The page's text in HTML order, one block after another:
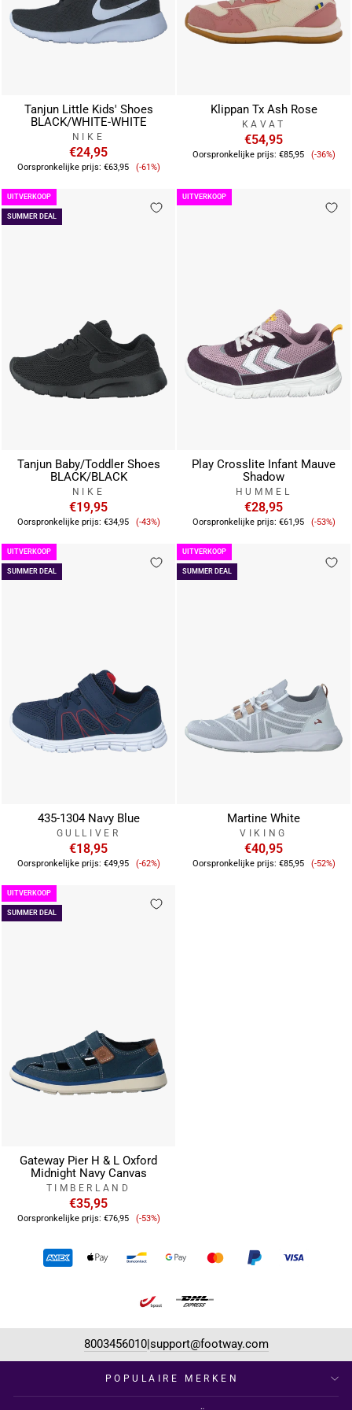
Tanjun Little Kids' Shoes
BLACK/WHITE-WHITE
NIKE
€24,95
Oorspronkelijke prijs: €63,95 Verkoopprijs
(-61%)
Klippan Tx Ash Rose
KAVAT
€54,95
Oorspronkelijke prijs: €85,95 (-36%)
SUMMER DEAL
UITVERKOOP
Tanjun Baby/Toddler Shoes
BLACK/BLACK
NIKE
€19,95
Oorspronkelijke prijs: €34,95 Verkoopprijs
(-43%)
UITVERKOOP
Play Crosslite Infant Mauve
Shadow
HUMMEL
€28,95
Oorspronkelijke prijs: €61,95 (-53%)
SUMMER DEAL
UITVERKOOP
435-1304 Navy Blue
GULLIVER
€18,95
Oorspronkelijke prijs: €49,95 Verkoopprijs
(-62%)
SUMMER DEAL
UITVERKOOP
Martine White
VIKING
€40,95
Oorspronkelijke prijs: €85,95 (-52%)
SUMMER DEAL
UITVERKOOP
Gateway Pier H & L Oxford
Midnight Navy Canvas
TIMBERLAND
€35,95
Oorspronkelijke prijs: €76,95 Verkoopprijs
(-53%)
8003456010| support@footway.com
POPULAIRE MERKEN